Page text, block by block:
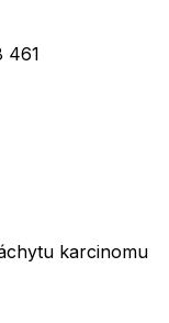
461
karcinomu